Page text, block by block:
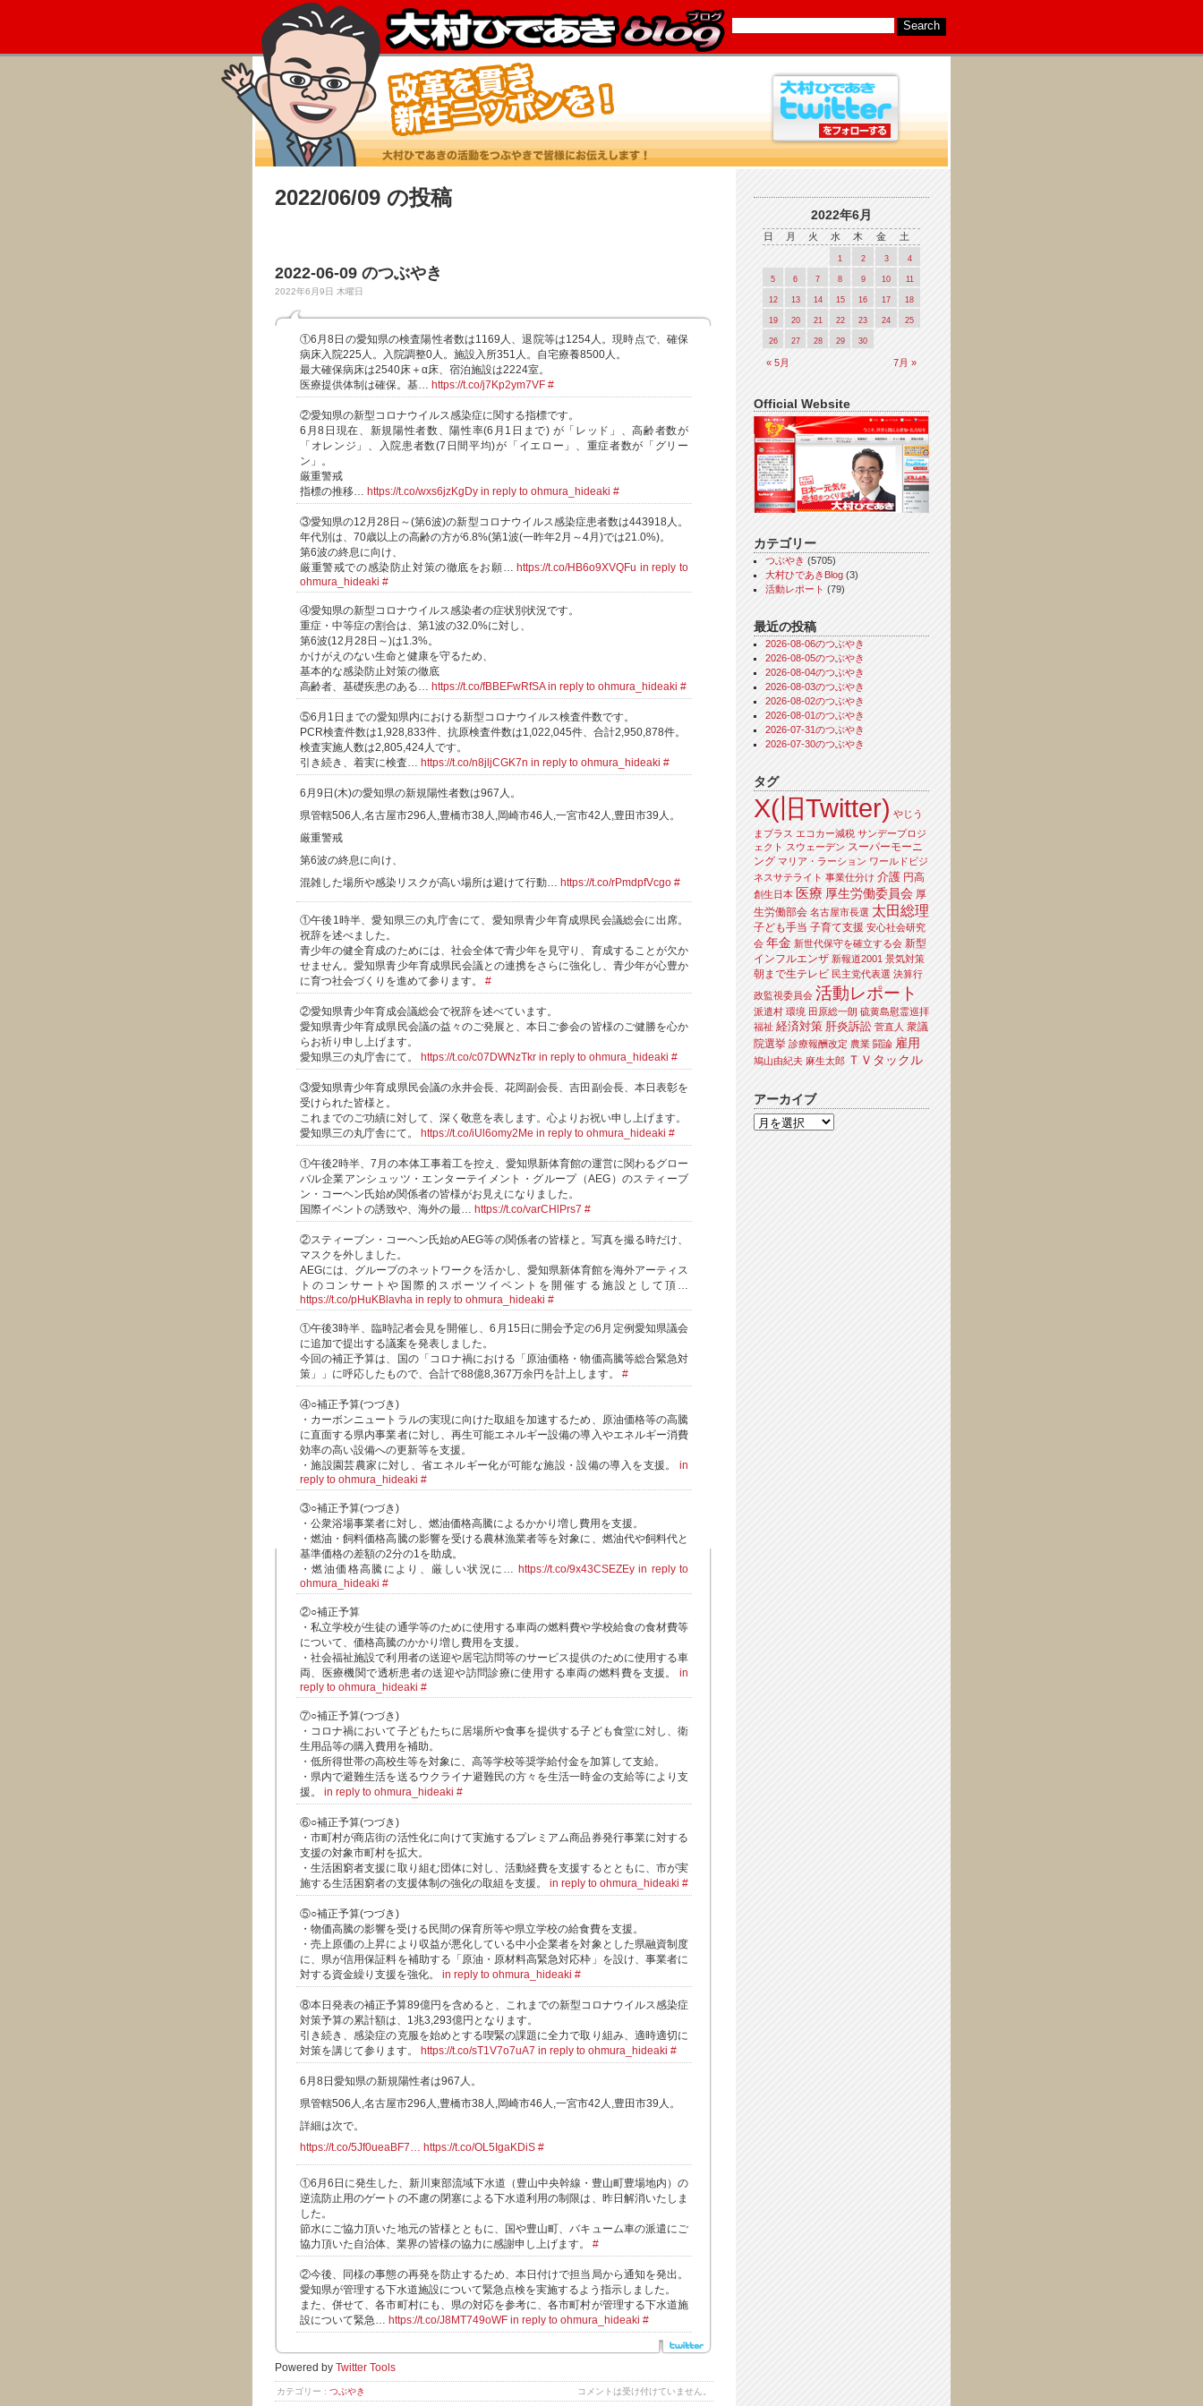
2022/06/09 の投稿
2022-06-09 のつぶやき
2022年6月9日 木曜日
①6月8日の愛知県の検査陽性者数は1169人、退院等は1254人。現時点で、確保
病床入院225人。入院調整0人。施設入所351人。自宅療養8500人。
最大確保病床は2540床＋α床、宿泊施設は2224室。
医療提供体制は確保。基… https://t.co/j7Kp2ym7VF #
②愛知県の新型コロナウイルス感染症に関する指標です。
6月8日現在、新規陽性者数、陽性率(6月1日まで) が「レッド」、高齢者数が
「オレンジ」、入院患者数(7日間平均)が「イエロー」、重症者数が「グリー
ン」。
厳重警戒
指標の推移… https://t.co/wxs6jzKgDy in reply to ohmura_hideaki #
③愛知県の12月28日～(第6波)の新型コロナウイルス感染症患者数は443918人。
年代別は、70歳以上の高齢の方が6.8%(第1波(一昨年2月～4月)では21.0%)。
第6波の終息に向け、
厳重警戒での感染防止対策の徹底をお願… https://t.co/HB6o9XVQFu in reply to
ohmura_hideaki #
④愛知県の新型コロナウイルス感染者の症状別状況です。
重症・中等症の割合は、第1波の32.0%に対し、
第6波(12月28日～)は1.3%。
かけがえのない生命と健康を守るため、
基本的な感染防止対策の徹底
高齢者、基礎疾患のある… https://t.co/fBBEFwRfSA in reply to ohmura_hideaki #
⑤6月1日までの愛知県内における新型コロナウイルス検査件数です。
PCR検査件数は1,928,833件、抗原検査件数は1,022,045件、合計2,950,878件。
検査実施人数は2,805,424人です。
引き続き、着実に検査… https://t.co/n8jljCGK7n in reply to ohmura_hideaki #
6月9日(木)の愛知県の新規陽性者数は967人。
県管轄506人,名古屋市296人,豊橋市38人,岡崎市46人,一宮市42人,豊田市39人。
厳重警戒
第6波の終息に向け、
混雑した場所や感染リスクが高い場所は避けて行動… https://t.co/rPmdpfVcgo #
①午後1時半、愛知県三の丸庁舎にて、愛知県青少年育成県民会議総会に出席。
祝辞を述べました。
青少年の健全育成のためには、社会全体で青少年を見守り、育成することが欠か
せません。愛知県青少年育成県民会議との連携をさらに強化し、青少年が心豊か
に育つ社会づくりを進めて参ります。 #
②愛知県青少年育成会議総会で祝辞を述べています。
愛知県青少年育成県民会議の益々のご発展と、本日ご参会の皆様のご健勝を心か
らお祈り申し上げます。
愛知県三の丸庁舎にて。
https://t.co/c07DWNzTkr in reply to ohmura_hideaki #
③愛知県青少年育成県民会議の永井会長、花岡副会長、吉田副会長、本日表彰を
受けられた皆様と。
これまでのご功績に対して、深く敬意を表します。心よりお祝い申し上げます。
愛知県三の丸庁舎にて。
https://t.co/iUl6omy2Me in reply to ohmura_hideaki #
①午後2時半、7月の本体工事着工を控え、愛知県新体育館の運営に関わるグロー
バル企業アンシュッツ・エンターテイメント・グループ（AEG）のスティーブ
ン・コーヘン氏始め関係者の皆様がお見えになりました。
国際イベントの誘致や、海外の最… https://t.co/varCHlPrs7 #
②スティーブン・コーヘン氏始めAEG等の関係者の皆様と。写真を撮る時だけ、
マスクを外しました。
AEGには、グループのネットワークを活かし、愛知県新体育館を海外アーティス
トのコンサートや国際的スポーツイベントを開催する施設として頂…
https://t.co/pHuKBlavha in reply to ohmura_hideaki #
①午後3時半、臨時記者会見を開催し、6月15日に開会予定の6月定例愛知県議会
に追加で提出する議案を発表しました。
今回の補正予算は、国の「コロナ禍における「原油価格・物価高騰等総合緊急対
策」」に呼応したもので、合計で88億8,367万余円を計上します。 #
④○補正予算(つづき)
・カーボンニュートラルの実現に向けた取組を加速するため、原油価格等の高騰
に直面する県内事業者に対し、再生可能エネルギー設備の導入やエネルギー消費
効率の高い設備への更新等を支援。
・施設園芸農家に対し、省エネルギー化が可能な施設・設備の導入を支援。 in
reply to ohmura_hideaki #
③○補正予算(つづき)
・公衆浴場事業者に対し、燃油価格高騰によるかかり増し費用を支援。
・燃油・飼料価格高騰の影響を受ける農林漁業者等を対象に、燃油代や飼料代と
基準価格の差額の2分の1を助成。
・燃油価格高騰により、厳しい状況に… https://t.co/9x43CSEZEy in reply to
ohmura_hideaki #
②○補正予算
・私立学校が生徒の通学等のために使用する車両の燃料費や学校給食の食材費等
について、価格高騰のかかり増し費用を支援。
・社会福祉施設で利用者の送迎や居宅訪問等のサービス提供のために使用する車
両、医療機関で透析患者の送迎や訪問診療に使用する車両の燃料費を支援。 in
reply to ohmura_hideaki #
⑦○補正予算(つづき)
・コロナ禍において子どもたちに居場所や食事を提供する子ども食堂に対し、衛
生用品等の購入費用を補助。
・低所得世帯の高校生等を対象に、高等学校等奨学給付金を加算して支給。
・県内で避難生活を送るウクライナ避難民の方々を生活一時金の支給等により支
援。 in reply to ohmura_hideaki #
⑥○補正予算(つづき)
・市町村が商店街の活性化に向けて実施するプレミアム商品券発行事業に対する
支援の対象市町村を拡大。
・生活困窮者支援に取り組む団体に対し、活動経費を支援するとともに、市が実
施する生活困窮者の支援体制の強化の取組を支援。 in reply to ohmura_hideaki #
⑤○補正予算(つづき)
・物価高騰の影響を受ける民間の保育所等や県立学校の給食費を支援。
・売上原価の上昇により収益が悪化している中小企業者を対象とした県融資制度
に、県が信用保証料を補助する「原油・原材料高緊急対応枠」を設け、事業者に
対する資金繰り支援を強化。 in reply to ohmura_hideaki #
⑧本日発表の補正予算89億円を含めると、これまでの新型コロナウイルス感染症
対策予算の累計額は、1兆3,293億円となります。
引き続き、感染症の克服を始めとする喫緊の課題に全力で取り組み、適時適切に
対策を講じて参ります。
https://t.co/sT1V7o7uA7 in reply to ohmura_hideaki #
6月8日愛知県の新規陽性者は967人。
県管轄506人,名古屋市296人,豊橋市38人,岡崎市46人,一宮市42人,豊田市39人。
詳細は次で。
https://t.co/5Jf0ueaBF7… https://t.co/OL5IgaKDiS #
①6月6日に発生した、新川東部流域下水道（豊山中央幹線・豊山町豊場地内）の
逆流防止用のゲートの不慮の閉塞による下水道利用の制限は、昨日解消いたしま
した。
節水にご協力頂いた地元の皆様とともに、国や豊山町、バキューム車の派遣にご
協力頂いた自治体、業界の皆様の協力に感謝申し上げます。 #
②今後、同様の事態の再発を防止するため、本日付けで担当局から通知を発出。
愛知県が管理する下水道施設について緊急点検を実施するよう指示しました。
また、併せて、各市町村にも、県の対応を参考に、各市町村が管理する下水道施
設について緊急… https://t.co/J8MT749oWF in reply to ohmura_hideaki #
Powered by Twitter Tools
カテゴリー : つぶやき コメントは受け付けていません。
2022年6月
日 月 火 水 木 金 土
« 5月 7月 »
1 2 3 4
5 6 7 8 9 10 11
12 13 14 15 16 17 18
19 20 21 22 23 24 25
26 27 28 29 30
Official Website
カテゴリー
つぶやき (5705)
大村ひであきBlog (3)
活動レポート (79)
最近の投稿
2026-08-06のつぶやき
2026-08-05のつぶやき
2026-08-04のつぶやき
2026-08-03のつぶやき
2026-08-02のつぶやき
2026-08-01のつぶやき
2026-07-31のつぶやき
2026-07-30のつぶやき
タグ
X(旧Twitter) やじう
まプラス エコカー減税 サンデープロジ
ェクト スウェーデン スーパーモーニ
ング マリア・ラーション ワールドビジ
ネスサテライト 事業仕分け 介護 円高
創生日本 医療 厚生労働委員会 厚
生労働部会 名古屋市長選 太田総理
子ども手当 子育て支援 安心社会研究
会 年金 新世代保守を確立する会 新型
インフルエンザ 新報道2001 景気対策
朝まで生テレビ 民主党代表選 決算行
政監視委員会 活動レポート
派遣村 環境 田原総一朗 硫黄島慰霊巡拝
福祉 経済対策 肝炎訴訟 菅直人 衆議
院選挙 診療報酬改定 農業 闘論 雇用
鳩山由紀夫 麻生太郎 ＴＶタックル
アーカイブ